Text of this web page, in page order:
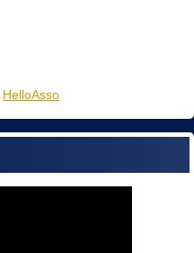
HelloAsso